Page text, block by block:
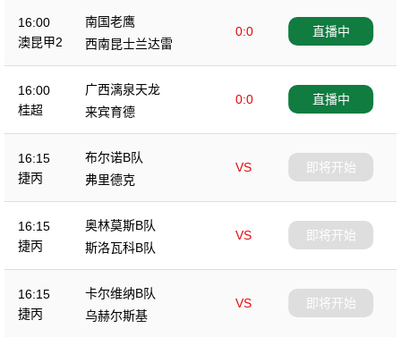
16:00
澳昆甲2
南国老鹰
0:0
西南昆士兰达雷
直播中
16:00
桂超
广西漓泉天龙
0:0
来宾育德
直播中
16:15
捷丙
布尔诺B队
VS
弗里德克
即将开始
16:15
捷丙
奥林莫斯B队
VS
斯洛瓦科B队
即将开始
16:15
捷丙
卡尔维纳B队
VS
乌赫尔斯基
即将开始